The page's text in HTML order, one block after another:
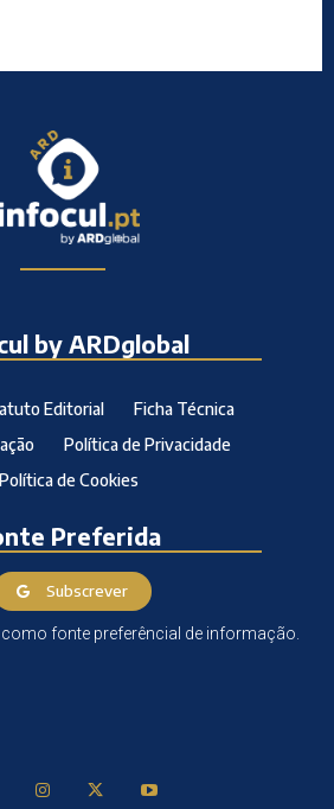
by ARDglobal
Editorial
Ficha Técnica
Política de Privacidade
Política de Cookies
Preferida
Subscrever
fonte preferêncial de informação.